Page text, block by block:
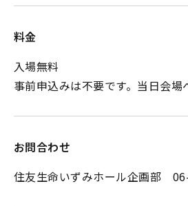
料金
入場無料
事前申込みは不要です。当日会場
お問合わせ
住友生命いずみホール企画部